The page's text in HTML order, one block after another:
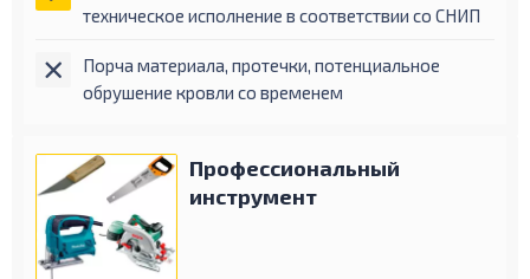
техническое исполнение в соответствии со СНИП
Порча материала, протечки, потенциальное
обрушение кровли со временем
Профессиональный
инструмент